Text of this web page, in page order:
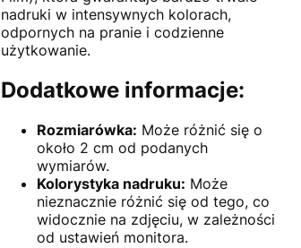
nadruki w intensywnych kolorach,
odpornych na pranie i codzienne
użytkowanie.
Dodatkowe informacje:
Rozmiarówka: Może różnić się o
około 2 cm od podanych
wymiarów.
Kolorystyka nadruku: Może
nieznacznie różnić się od tego, co
widocznie na zdjęciu, w zależności
od ustawień monitora.